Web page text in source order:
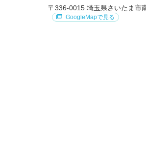
〒336-0015 埼玉県さいたま市
GoogleMapで見る